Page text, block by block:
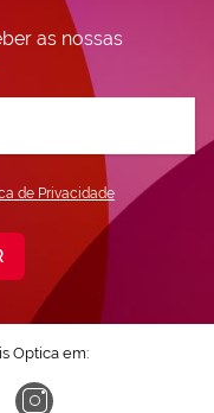
as nossas
de Privacidade
Optica em: